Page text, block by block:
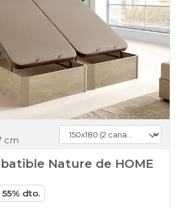
canapes-
abatibles
150x180cm-
doble
21
abatibles
150x180cm-
doble
27
canapes-
abatibles
150x180cm-
doble
cm
Nature de HOME
55% dto.